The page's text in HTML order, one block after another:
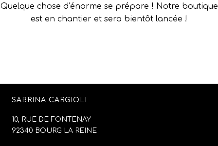
Quelque chose d’énorme se prépare ! Notre boutique
est en chantier et sera bientôt lancée !
SABRINA CARGIOLI
10, RUE DE FONTENAY
92340 BOURG LA REINE